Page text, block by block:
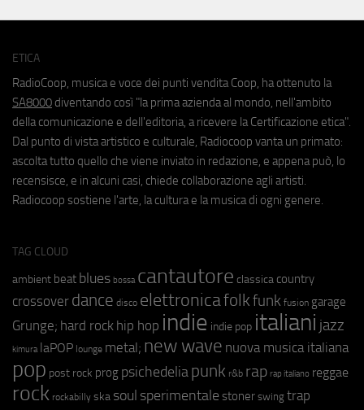
ETICA
RadioCoop, musica e voce dei punti vendita Coop, ha ottenuto la
SA8000 diventando così "la prima azienda al mondo, nell'ambito
della comunicazione e dell'editoria, a ricevere la Certificazione etica".
Dal punto di vista artistico e culturale, Radiocoop vanta un primato:
ascolta tutto quello che viene inviato in redazione, e appena può, lo
recensisce, e in alcuni casi, chiede collaborazione agli artisti.
Radiocoop sostiene l'arte, la cultura e la musica di ogni genere.
TAG CLOUD
ambient beat blues bossa cantautore classica country
crossover dance disco elettronicafolkfunk fusion garage
Grunge; hard rock hip hop indie indie pop italiani jazz
kimura laPOP lounge metal; new wave nuova musica italiana
pop post rock prog psichedeliapunk r&b rap rap italiano reggae
rock rockabilly ska soul sperimentale stoner swing trap